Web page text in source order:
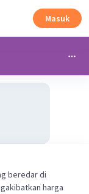
Masuk
beredar di
harga